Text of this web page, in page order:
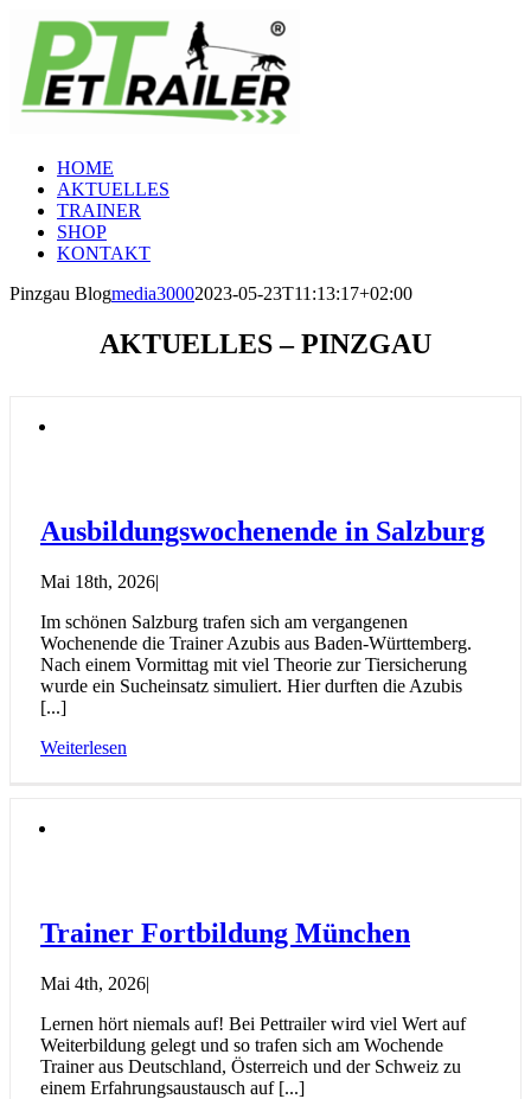
Zum
Inhalt
springen
HOME
AKTUELLES
TRAINER
SHOP
KONTAKT
Pinzgau Blogmedia30002023-05-23T11:13:17+02:00
AKTUELLES – PINZGAU
Ausbildungswochenende in Salzburg
Mai 18th, 2026|
Im schönen Salzburg trafen sich am vergangenen
Wochenende die Trainer Azubis aus Baden-Württemberg.
Nach einem Vormittag mit viel Theorie zur Tiersicherung
wurde ein Sucheinsatz simuliert. Hier durften die Azubis
[...]
Weiterlesen
Trainer Fortbildung München
Mai 4th, 2026|
Lernen hört niemals auf! Bei Pettrailer wird viel Wert auf
Weiterbildung gelegt und so trafen sich am Wochende
Trainer aus Deutschland, Österreich und der Schweiz zu
einem Erfahrungsaustausch auf [...]